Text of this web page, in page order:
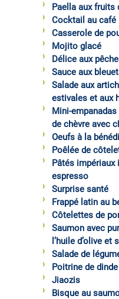
Paella aux fruits
Cocktail au café
Casserole de
Mojito glacé
Délice aux
Sauce aux
Salade aux
estivales et aux
Mini-
de chèvre avec
Oeufs à la
Poêlée de
Pâtés
espresso
Surprise santé
Frappé latin au
Côtelettes de
Saumon avec
l’huile d’olive
Salade de
Poitrine de
Jiaozis
Bisque au